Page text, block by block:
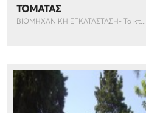
ΤΟΜΑΤΑΣ
ΒΙΟΜΗΧΑΝΙΚΗ ΕΓΚΑΤΑΣΤΑΣΗ- Το κτ...